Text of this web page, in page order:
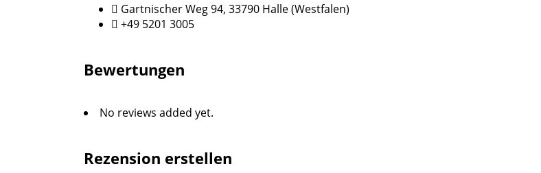
Gartnischer Weg 94, 33790 Halle (Westfalen)
+49 5201 3005
Bewertungen
No reviews added yet.
Rezension erstellen